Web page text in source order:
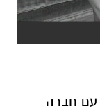
עם חברה